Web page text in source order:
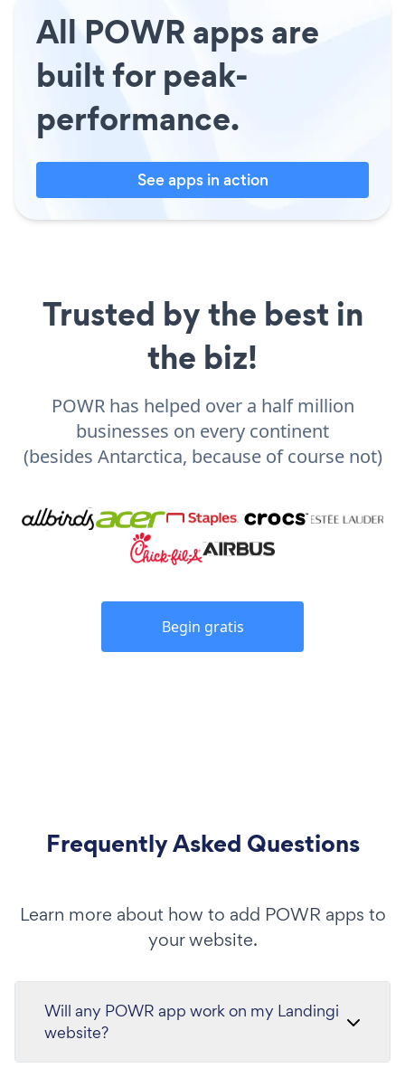
All POWR apps are
built for peak-
performance.
See apps in action
Trusted by the best in
the biz!
POWR has helped over a half million
businesses on every continent
(besides Antarctica, because of course not)
Begin gratis
Frequently Asked Questions
Learn more about how to add POWR apps to
your website.
Will any POWR app work on my Landingi
website?